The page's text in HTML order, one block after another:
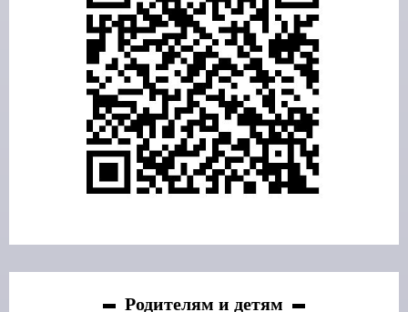
Родителям и детям